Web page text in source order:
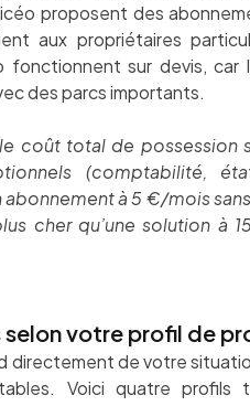
proposent des
aux propriétaires
fonctionnent sur devis, car
des parcs importants.
coût total de possession
(comptabilité,
abonnement à 5 €/mois
cher qu’une solution à
votre profil de
directement de votre
Voici quatre profils